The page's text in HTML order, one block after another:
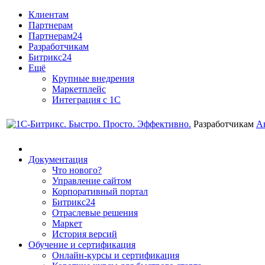
Клиентам
Партнерам
Партнерам24
Разработчикам
Битрикс24
Ещё
Крупные внедрения
Маркетплейс
Интеграция с 1С
Разработчикам
Документация
Что нового?
Управление сайтом
Корпоративный портал
Битрикс24
Отраслевые решения
Маркет
История версий
Обучение и сертификация
Онлайн-курсы и сертификация